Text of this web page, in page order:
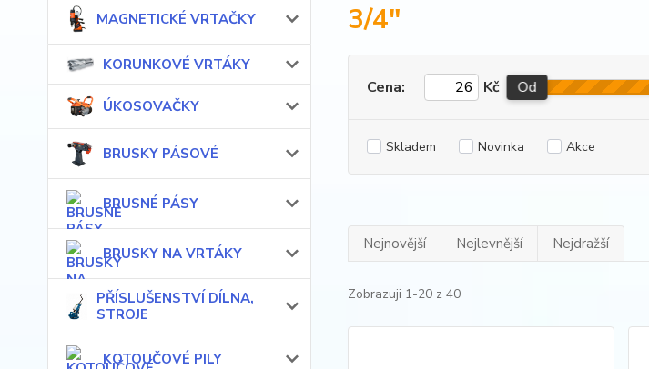
MAGNETICKÉ VRTAČKY
KORUNKOVÉ VRTÁKY
ÚKOSOVAČKY
BRUSKY PÁSOVÉ
BRUSNÉ PÁSY
BRUSKY NA VRTÁKY
PŘÍSLUŠENSTVÍ DÍLNA,
STROJE
KOTOUČOVÉ PILY
3/4"
Cena: Kč Od
Skladem Novinka Akce
Nejnovější Nejlevnější Nejdražší
Zobrazuji 1-20 z 40